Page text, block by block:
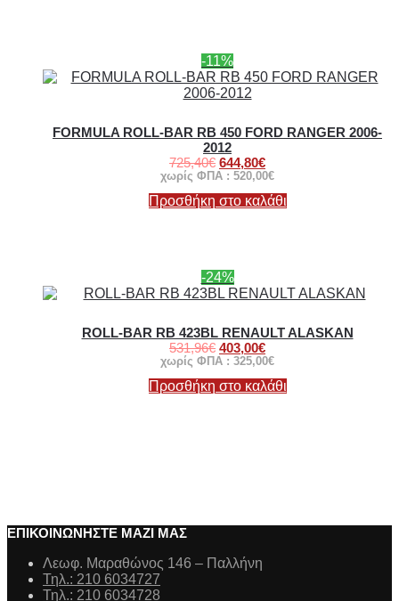
-11%
FORMULA ROLL-BAR RB 450 FORD RANGER 2006-
2012
725,40€ 644,80€
χωρίς ΦΠΑ : 520,00€
Προσθήκη στο καλάθι
-24%
ROLL-BAR RB 423BL RENAULT ALASKAN
531,96€ 403,00€
χωρίς ΦΠΑ : 325,00€
Προσθήκη στο καλάθι
ΕΠΙΚΟΙΝΩΝΗΣΤΕ ΜΑΖΙ ΜΑΣ
Λεωφ. Μαραθώνος 146 – Παλλήνη
Τηλ.: 210 6034727
Τηλ.: 210 6034728